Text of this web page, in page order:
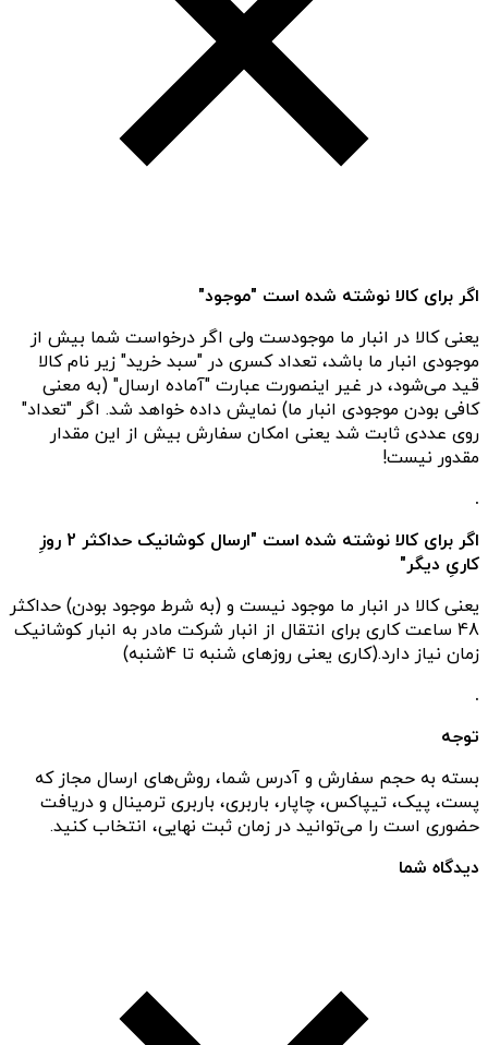
اگر برای کالا نوشته شده است "موجود"
یعنی کالا در انبار ما موجودست ولی اگر درخواست شما بیش از
موجودی انبار ما باشد، تعداد کسری در "سبد خرید" زیر نام کالا
قید می‌شود، در غیر اینصورت عبارت "آماده ارسال" (به معنی
کافی بودن موجودی انبار ما) نمایش داده خواهد شد. اگر "تعداد"
روی عددی ثابت شد یعنی امکان سفارش بیش از این مقدار
مقدور نیست!
.
اگر برای کالا نوشته شده است "ارسال کوشانیک حداکثر 2 روزِ
کاریِ دیگر"
یعنی کالا در انبار ما موجود نیست و (به شرط موجود بودن) حداکثر
48 ساعت کاری برای انتقال از انبار شرکت مادر به انبار کوشانیک
زمان نیاز دارد.(کاری یعنی روزهای شنبه تا 4شنبه)
.
توجه
بسته به حجم سفارش و آدرس شما، روش‌های ارسال مجاز که
پست، پیک، تیپاکس، چاپار، باربری، باربری ترمینال و دریافت
حضوری است را می‌توانید در زمان ثبت نهایی، انتخاب کنید.
دیدگاه شما